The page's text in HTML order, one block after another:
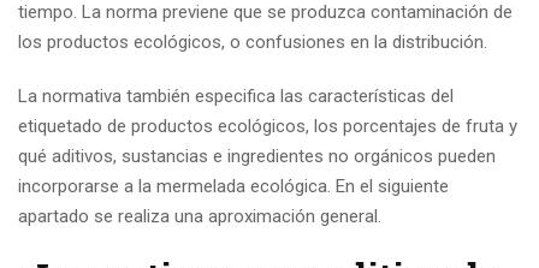
tiempo. La norma previene que se produzca contaminación de
los productos ecológicos, o confusiones en la distribución.
La normativa también especifica las características del
etiquetado de productos ecológicos, los porcentajes de fruta y
qué aditivos, sustancias e ingredientes no orgánicos pueden
incorporarse a la mermelada ecológica. En el siguiente
apartado se realiza una aproximación general.